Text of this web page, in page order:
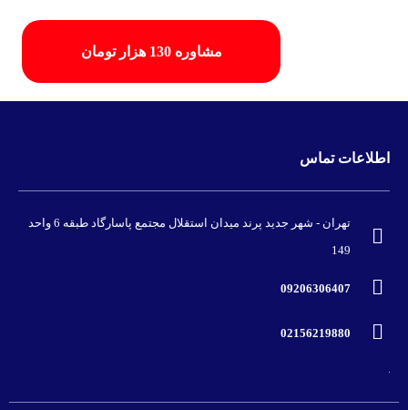
مشاوره 130 هزار تومان
اطلاعات تماس
تهران - شهر جدید پرند میدان استقلال مجتمع پاسارگاد طبقه 6 واحد
149
09206306407
02156219880